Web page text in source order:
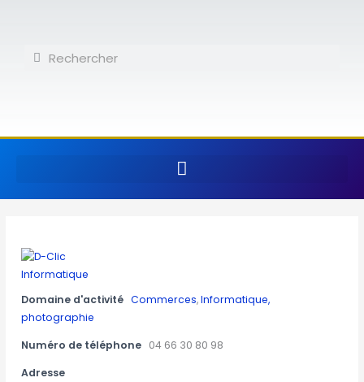
contenuRechercher
Rechercher
Domaine d'activité Commerces,Informatique,
photographie
Numéro de téléphone 04 66 30 80 98
Adresse